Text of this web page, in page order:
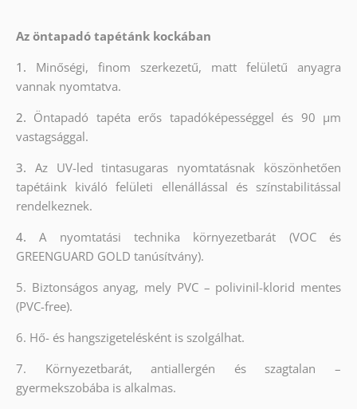
Az öntapadó tapétánk kockában
1. Minőségi, finom szerkezetű, matt felületű anyagra
vannak nyomtatva.
2. Öntapadó tapéta erős tapadóképességgel és 90 µm
vastagsággal.
3. Az UV-led tintasugaras nyomtatásnak köszönhetően
tapétáink kiváló felületi ellenállással és színstabilitással
rendelkeznek.
4.A nyomtatási technika környezetbarát (VOC és
GREENGUARD GOLD tanúsítvány).
5. Biztonságos anyag, mely PVC – polivinil-klorid mentes
(PVC-free).
6. Hő- és hangszigetelésként is szolgálhat.
7. Környezetbarát, antiallergén és szagtalan –
gyermekszobába is alkalmas.